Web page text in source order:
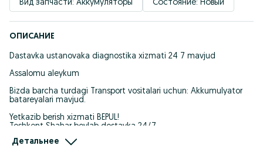
Вид запчасти: Аккумуляторы Состояние: Новый
ОПИСАНИЕ
Dastavka ustanovaka diagnostika xizmati 24 7 mavjud
Assalomu aleykum
Bizda barcha turdagi Transport vositalari uchun: Akkumulyator
batareyalari mavjud.
Yetkazib berish xizmati BEPUL!
Toshkent Shahar boylab dostavka 24/7
Детальнее